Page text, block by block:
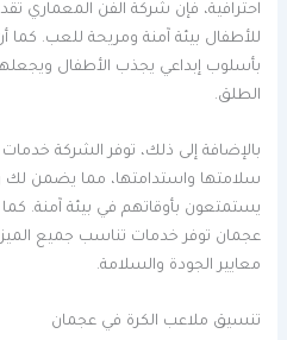
احترافية، فإن شركة الفن المعماري
للأطفال بيئة آمنة ومريحة للعب.
بأسلوب إبداعي يجذب الأطفال
الطلق.
بالإضافة إلى ذلك، توفر الشركة
سلامتها واستدامتها، مما يضمن لك
يستمتعون بأوقاتهم في بيئة آمنة.
عجمان توفر خدمات تناسب جميع
معايير الجودة والسلامة.
تنسيق ملاعب الكرة في عجمان